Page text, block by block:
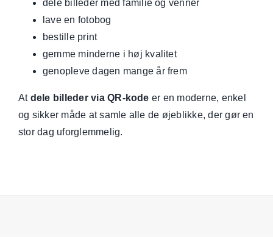
dele billeder med familie og venner
lave en fotobog
bestille print
gemme minderne i høj kvalitet
genopleve dagen mange år frem
At dele billeder via QR-kode er en moderne, enkel
og sikker måde at samle alle de øjeblikke, der gør en
stor dag uforglemmelig.